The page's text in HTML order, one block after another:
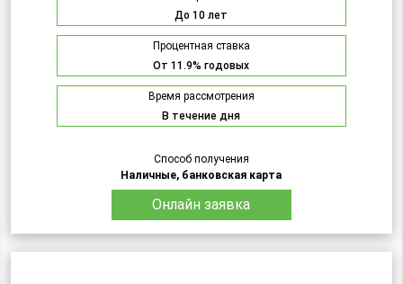
До 10 лет
Процентная ставка
От 11.9% годовых
Время рассмотрения
В течение дня
Способ получения
Наличные, банковская карта
Онлайн заявка